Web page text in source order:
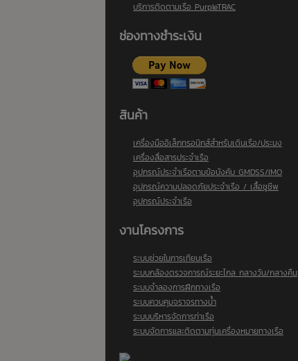
บริการติดตามเรือ PurpleTRAC
ช่องทางชำระเงิน
สินค้า
เครื่องมืออิเล็กทรอนิกส์สำหรับเดินเรือ/ประมง
เครื่องสื่อสารประจำเรือ
อุปกรณ์ประจำเรือตามข้อบังคับ GMDSS/IMO
อุปกรณ์ความปลอดภัยประจำเรือ / เสื้อชูชีพ
อุปกรณ์ประจำเรือ
งานโครงการ
ระบบช่วยในการเทียบเรือ
ระบบกล้องตรวจการณ์ระยะไกล กลางวัน/กลางคืน
ระบบจำลองการฝึกทางเรือ
ระบบควบคุมจราจรทางน้ำ
ระบบบริหารจัดการท่าเรือ
ระบบจัดการและติดตามทุ่นเครื่องหมายทางเรือ